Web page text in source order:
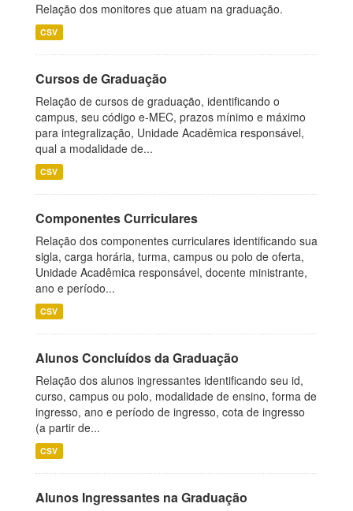
Relação dos monitores que atuam na graduação.
CSV
Cursos de Graduação
Relação de cursos de graduação, identificando o
campus, seu código e-MEC, prazos mínimo e máximo
para integralização, Unidade Acadêmica responsável,
qual a modalidade de...
CSV
Componentes Curriculares
Relação dos componentes curriculares identificando sua
sigla, carga horária, turma, campus ou polo de oferta,
Unidade Acadêmica responsável, docente ministrante,
ano e período...
CSV
Alunos Concluídos da Graduação
Relação dos alunos ingressantes identificando seu id,
curso, campus ou polo, modalidade de ensino, forma de
ingresso, ano e período de ingresso, cota de ingresso
(a partir de...
CSV
Alunos Ingressantes na Graduação